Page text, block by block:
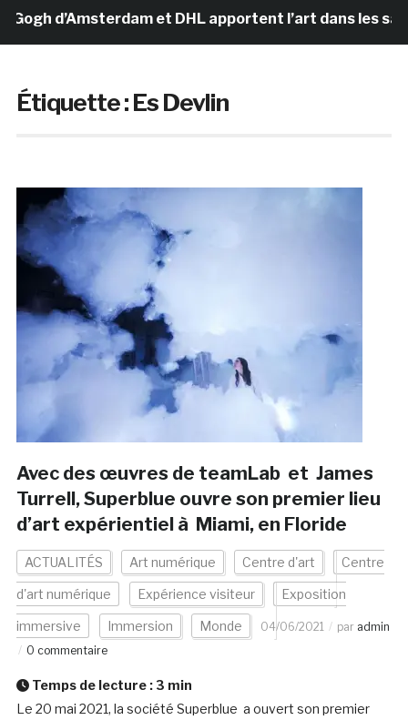
d’Amsterdam et DHL apportent l’art dans les salles
Étiquette :Es Devlin
Avec des œuvres de teamLab et James
Turrell, Superblue ouvre son premier lieu
d’art expérientiel à Miami, en Floride
ACTUALITÉS Art numérique Centre d'art Centre
d'art numérique Expérience visiteur Exposition
immersive Immersion Monde 04/06/2021 par admin
0 commentaire
Temps de lecture : 3 min
Le 20 mai 2021, la société Superblue a ouvert son premier